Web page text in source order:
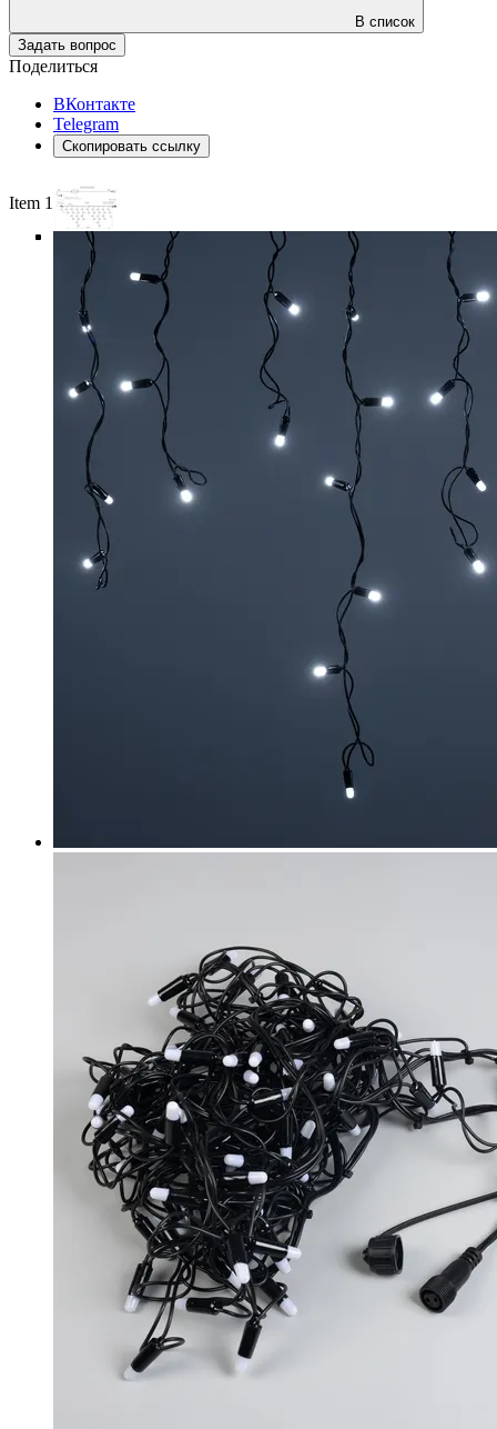
В список
Задать вопрос
Поделиться
ВКонтакте
Telegram
Скопировать ссылку
Item 1 of 6